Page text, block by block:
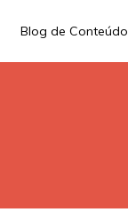
Blog de Conteúdo